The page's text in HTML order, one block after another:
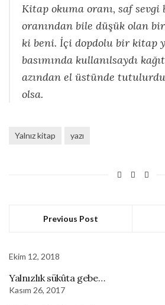
Kitap okuma oranı, saf sevgi
oranından bile düşük olan
ki beni. İçi dopdolu bir kitap
basımında kullanılsaydı
azından el üstünde
olsa.
Yalnız kitap yazı
Previous Post
Ekim 12, 2018
Yalnızlık sükûta gebe…
Kasım 26, 2017